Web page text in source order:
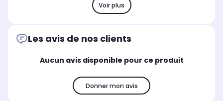
Voir plus
Les avis de nos clients
Aucun avis disponible pour ce produit
Donner mon avis